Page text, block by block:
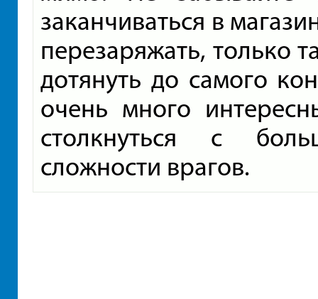
заканчиваться в
перезаряжать, только
дотянуть до самого
очень много
столкнуться с
сложности врагов.